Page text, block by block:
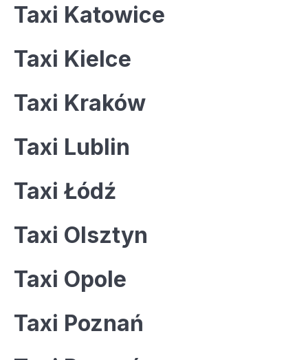
Taxi Katowice
Taxi Kielce
Taxi Kraków
Taxi Lublin
Taxi Łódź
Taxi Olsztyn
Taxi Opole
Taxi Poznań